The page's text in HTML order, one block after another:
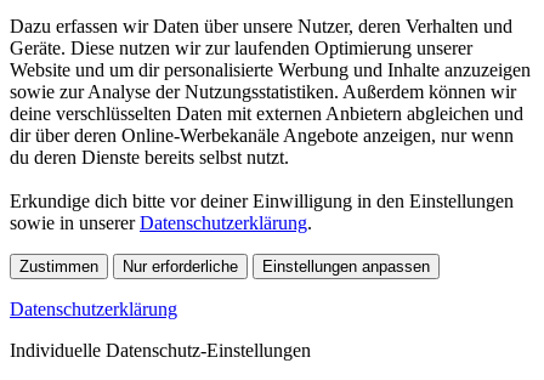
Dazu erfassen wir Daten über unsere Nutzer, deren Verhalten und
Geräte. Diese nutzen wir zur laufenden Optimierung unserer
Website und um dir personalisierte Werbung und Inhalte anzuzeigen
sowie zur Analyse der Nutzungsstatistiken. Außerdem können wir
deine verschlüsselten Daten mit externen Anbietern abgleichen und
dir über deren Online-Werbekanäle Angebote anzeigen, nur wenn
du deren Dienste bereits selbst nutzt.
Erkundige dich bitte vor deiner Einwilligung in den Einstellungen
sowie in unsererDatenschutzerklärung.
Zustimmen Nur erforderliche Einstellungen anpassen
Datenschutzerklärung
Individuelle Datenschutz-Einstellungen